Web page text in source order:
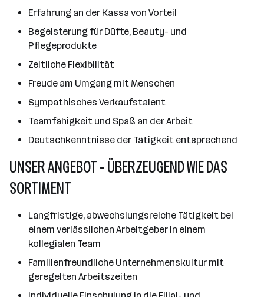
Erfahrung an der Kassa von Vorteil
Begeisterung für Düfte, Beauty- und
Pflegeprodukte
Zeitliche Flexibilität
Freude am Umgang mit Menschen
Sympathisches Verkaufstalent
Teamfähigkeit und Spaß an der Arbeit
Deutschkenntnisse der Tätigkeit entsprechend
UNSER ANGEBOT - ÜBERZEUGEND WIE DAS
SORTIMENT
Langfristige, abwechslungsreiche Tätigkeit bei
einem verlässlichen Arbeitgeber in einem
kollegialen Team
Familienfreundliche Unternehmenskultur mit
geregelten Arbeitszeiten